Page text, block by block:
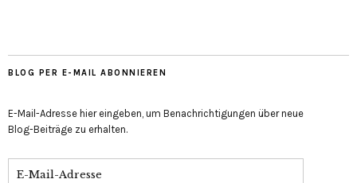
BLOG PER E-MAIL ABONNIEREN
E-Mail-Adresse hier eingeben, um Benachrichtigungen über neue
Blog-Beiträge zu erhalten.